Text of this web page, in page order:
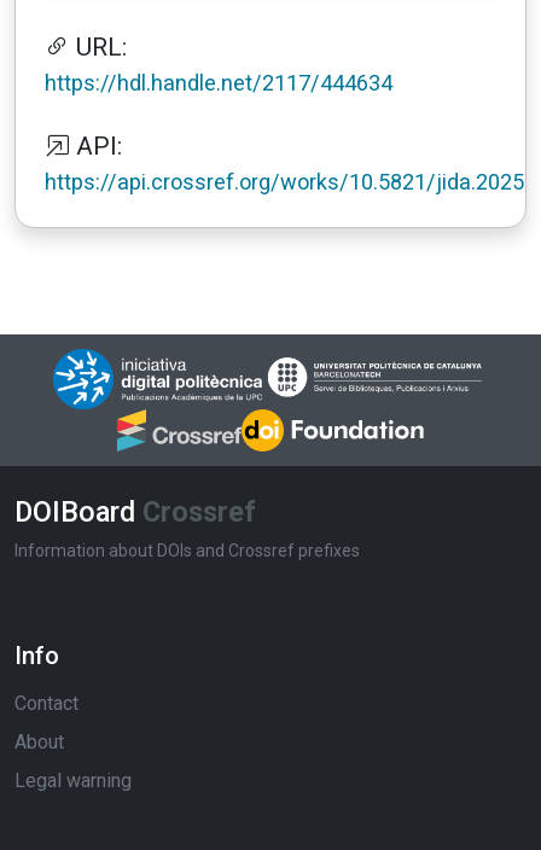
URL:
https://hdl.handle.net/2117/444634
API:
https://api.crossref.org/works/10.5821/
DOIBoard Crossref
Information about DOIs and Crossref prefixes
Info
Contact
About
Legal warning